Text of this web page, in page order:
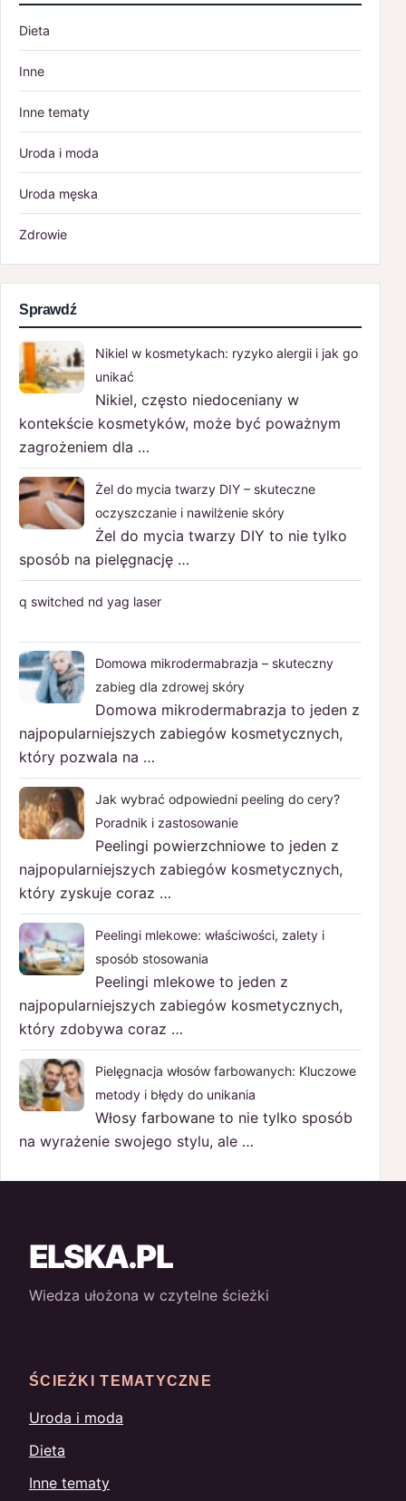
Dieta
Inne
Inne tematy
Uroda i moda
Uroda męska
Zdrowie
Sprawdź
Nikiel w kosmetykach: ryzyko alergii i jak go
unikać
Nikiel, często niedoceniany w
kontekście kosmetyków, może być poważnym
zagrożeniem dla …
Żel do mycia twarzy DIY – skuteczne
oczyszczanie i nawilżenie skóry
Żel do mycia twarzy DIY to nie tylko
sposób na pielęgnację …
q switched nd yag laser
Domowa mikrodermabrazja – skuteczny
zabieg dla zdrowej skóry
Domowa mikrodermabrazja to jeden z
najpopularniejszych zabiegów kosmetycznych,
który pozwala na …
Jak wybrać odpowiedni peeling do cery?
Poradnik i zastosowanie
Peelingi powierzchniowe to jeden z
najpopularniejszych zabiegów kosmetycznych,
który zyskuje coraz …
Peelingi mlekowe: właściwości, zalety i
sposób stosowania
Peelingi mlekowe to jeden z
najpopularniejszych zabiegów kosmetycznych,
który zdobywa coraz …
Pielęgnacja włosów farbowanych: Kluczowe
metody i błędy do unikania
Włosy farbowane to nie tylko sposób
na wyrażenie swojego stylu, ale …
ELSKA.PL
Wiedza ułożona w czytelne ścieżki
ŚCIEŻKI TEMATYCZNE
Uroda i moda
Dieta
Inne tematy